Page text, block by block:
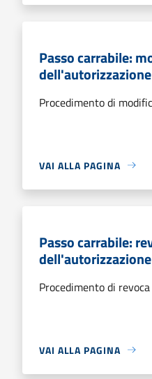
Passo carrabile:
dell'autorizzazione
Procedimento di
VAI ALLA PAGINA
Passo carrabile:
dell'autorizzazione
Procedimento di
VAI ALLA PAGINA